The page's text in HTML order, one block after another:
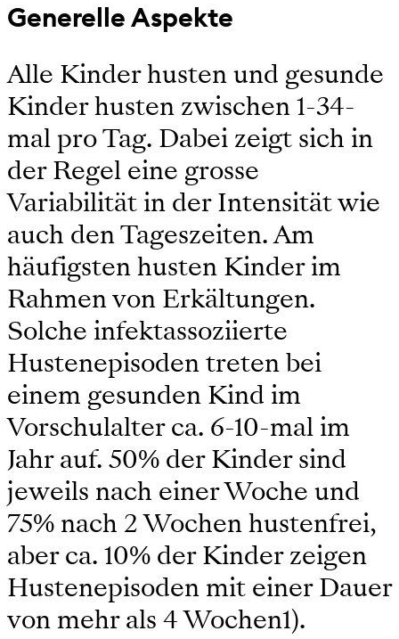
Generelle Aspekte
Alle Kinder husten und gesunde
Kinder husten zwischen 1-34-
mal pro Tag. Dabei zeigt sich in
der Regel eine grosse
Variabilität in der Intensität wie
auch den Tageszeiten. Am
häufigsten husten Kinder im
Rahmen von Erkältungen.
Solche infektassoziierte
Hustenepisoden treten bei
einem gesunden Kind im
Vorschulalter ca. 6-10-mal im
Jahr auf. 50% der Kinder sind
jeweils nach einer Woche und
75% nach 2 Wochen hustenfrei,
aber ca. 10% der Kinder zeigen
Hustenepisoden mit einer Dauer
von mehr als 4 Wochen1).